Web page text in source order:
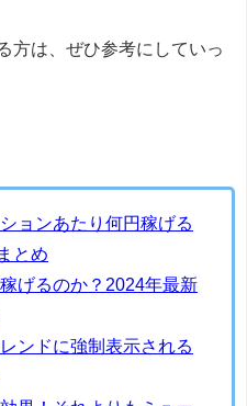
方は、ぜひ参考にしていっ
ョンあたり何円稼げる
とめ
げるのか？2024年最新
ンドに強制表示される